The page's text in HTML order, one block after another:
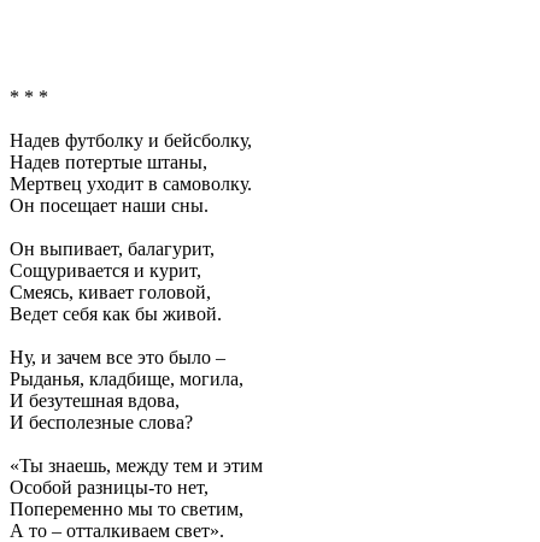
* * *
Надев футболку и бейсболку,
Надев потертые штаны,
Мертвец уходит в самоволку.
Он посещает наши сны.
Он выпивает, балагурит,
Сощуривается и курит,
Смеясь, кивает головой,
Ведет себя как бы живой.
Ну, и зачем все это было –
Рыданья, кладбище, могила,
И безутешная вдова,
И бесполезные слова?
«Ты знаешь, между тем и этим
Особой разницы-то нет,
Попеременно мы то светим,
А то – отталкиваем свет».